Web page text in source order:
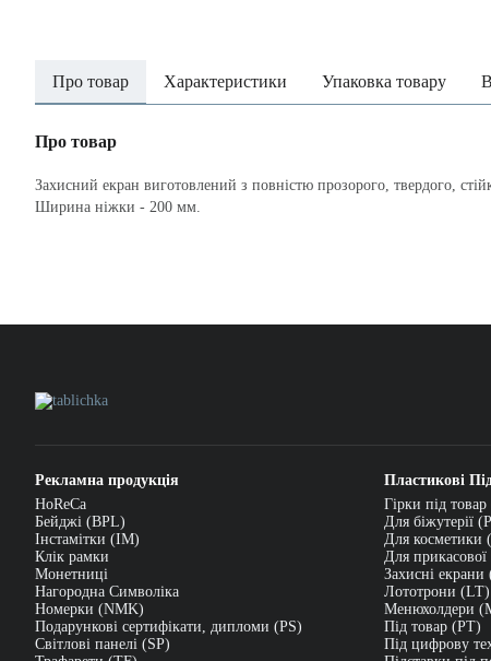
Про товар Характеристики Упаковка товару
Про товар
Захисний екран виготовлений з повністю прозорого, твердого,
Ширина ніжки - 200 мм.
Рекламна продукція
HoReCa
Бейджі (BPL)
Інстамітки (IM)
Клік рамки
Монетниці
Нагородна Символіка
Номерки (NMK)
Подарункові сертифікати, дипломи (PS)
Світлові панелі (SP)
Пластикові
Гірки під
Для біжутерії
Для косметики
Для
Захисні екрани
Лототрони (LT)
Менюхолдери
Під товар (PT)
Під цифрову